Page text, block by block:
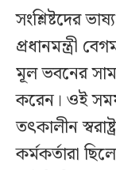
সংশ্লিষ্টদের
প্রধানমন্ত্রী
মূল ভবনের
করেন। ওই সময়
তৎকালীন
কর্মকর্তারা